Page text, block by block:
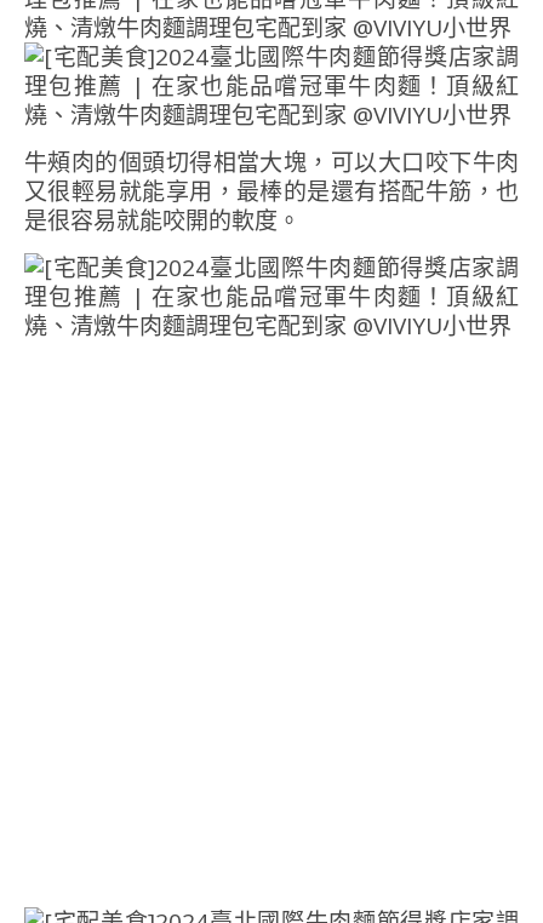
牛頰肉的個頭切得相當大塊，可以大口咬下牛肉
又很輕易就能享用，最棒的是還有搭配牛筋，也
是很容易就能咬開的軟度。